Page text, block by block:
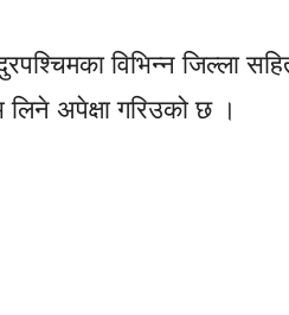
विभिन्न जिल्ला
अपेक्षा गरिउको छ ।